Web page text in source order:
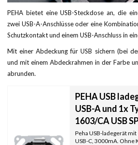
PEHA bietet eine USB-Steckdose an, die
zwei USB-A-Anschlüsse oder eine
Schutzkontakt und einem USB-Anschluss in
Mit einer Abdeckung für USB sichern (bei
und mit einem Abdeckrahmen in der Farbe
abrunden.
PEHA USB
USB-A und 1x
1603/CA USB
Peha USB-ladegerät mit
USB-C, 3000mA. Ohne